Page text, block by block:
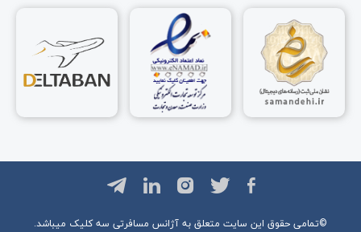
©تمامی حقوق این سایت متعلق به آژانس مسافرتی سه کلیک میباشد.